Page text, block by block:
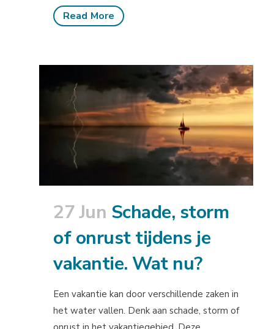
Read More
27 Jun Schade, storm
of onrust tijdens je
vakantie. Wat nu?
Een vakantie kan door verschillende zaken in
het water vallen. Denk aan schade, storm of